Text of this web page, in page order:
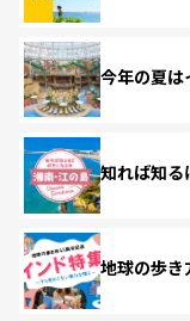
今年の夏は
知れば知る
地球の歩き